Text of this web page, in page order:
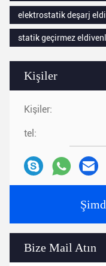
Kişiler
Kişiler:
tel:
Bize Mail Atın
elektrostatik deşarj
statik geçirmez